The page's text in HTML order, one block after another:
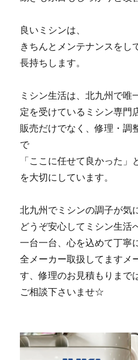
良いミシンは、
きちんとメンテナンスをし
長持ちします。
ミシン生活は、北九州で唯
定を受けているミシン専門
販売だけでなく、修理・調
で
「ここに任せて良かった
を大切にしています。
北九州でミシンの調子が気
どうぞ安心してミシン生活
一台一台、心を込めて丁寧
全メーカー取扱してますメ
す、修理のお見積もりまで
ご相談下さいませ☆